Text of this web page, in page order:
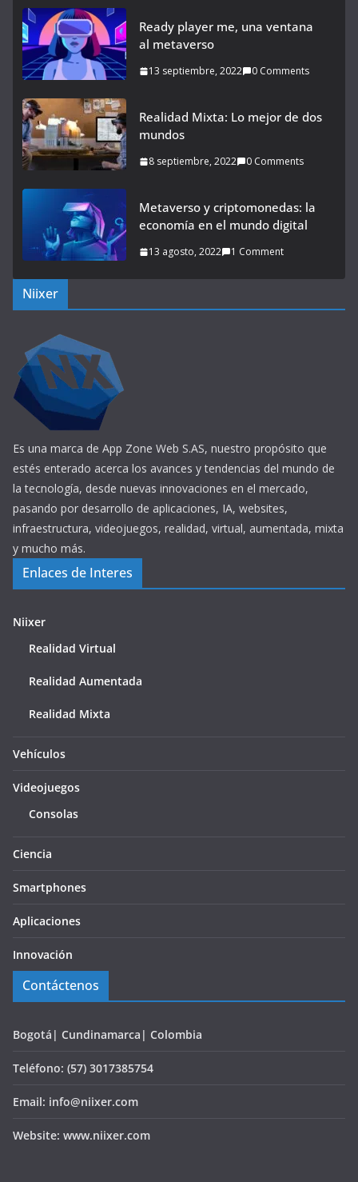
Ready player me, una ventana
al metaverso
13 septiembre, 2022 0 Comments
Realidad Mixta: Lo mejor de dos
mundos
8 septiembre, 2022 0 Comments
Metaverso y criptomonedas: la
economía en el mundo digital
13 agosto, 2022 1 Comment
Niixer
Es una marca de App Zone Web S.AS, nuestro propósito que
estés enterado acerca los avances y tendencias del mundo de
la tecnología, desde nuevas innovaciones en el mercado,
pasando por desarrollo de aplicaciones, IA, websites,
infraestructura, videojuegos, realidad, virtual, aumentada, mixta
y mucho más.
Enlaces de Interes
Niixer
Realidad Virtual
Realidad Aumentada
Realidad Mixta
Vehículos
Videojuegos
Consolas
Ciencia
Smartphones
Aplicaciones
Innovación
Contáctenos
Bogotá| Cundinamarca| Colombia
Teléfono: (57) 3017385754
Email: info@niixer.com
Website: www.niixer.com